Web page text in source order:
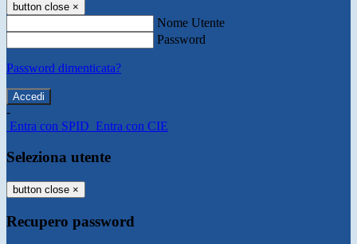
button close ×
Nome Utente
Password
Password dimenticata?
-
Entra con SPID Entra con CIE
Seleziona utente
button close ×
Recupero password